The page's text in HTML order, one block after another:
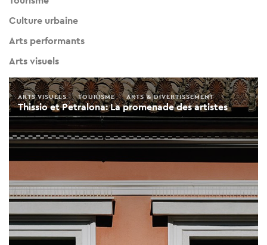
Culture urbaine
Arts performants
Arts visuels
Thissio et Petralona: La promenade des artistes
ARTS VISUELS TOURISME ARTS & DIVERTISSEMENT